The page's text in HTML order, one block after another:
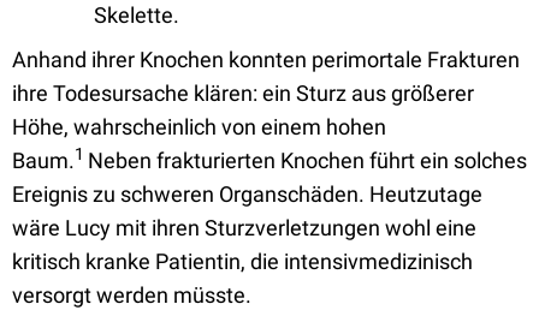
Skelette.
Anhand ihrer Knochen konnten perimortale Frakturen
ihre Todesursache klären: ein Sturz aus größerer
Höhe, wahrscheinlich von einem hohen
Baum.1 Neben frakturierten Knochen führt ein solches
Ereignis zu schweren Organschäden. Heutzutage
wäre Lucy mit ihren Sturzverletzungen wohl eine
kritisch kranke Patientin, die intensivmedizinisch
versorgt werden müsste.